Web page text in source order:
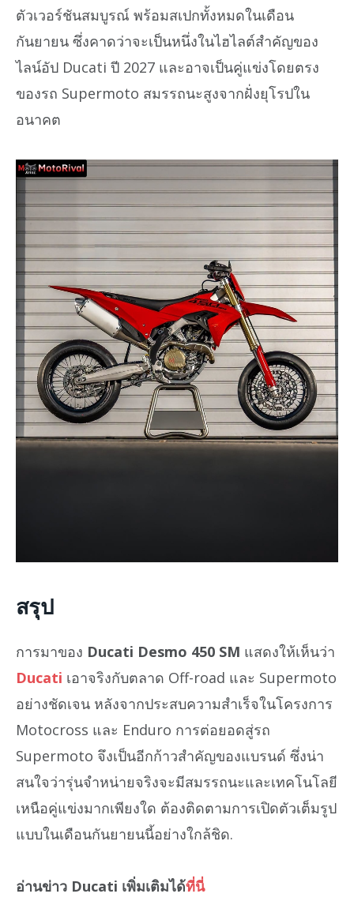
ตัวเวอร์ชันสมบูรณ์ พร้อมสเปกทั้งหมดในเดือน
กันยายน ซึ่งคาดว่าจะเป็นหนึ่งในไฮไลต์สำคัญของ
ไลน์อัป Ducati ปี 2027 และอาจเป็นคู่แข่งโดยตรง
ของรถ Supermoto สมรรถนะสูงจากฝั่งยุโรปใน
อนาคต
สรุป
การมาของ Ducati Desmo 450 SM แสดงให้เห็นว่า
Ducati เอาจริงกับตลาด Off-road และ Supermoto
อย่างชัดเจน หลังจากประสบความสำเร็จในโครงการ
Motocross และ Enduro การต่อยอดสู่รถ
Supermoto จึงเป็นอีกก้าวสำคัญของแบรนด์ ซึ่งน่า
สนใจว่ารุ่นจำหน่ายจริงจะมีสมรรถนะและเทคโนโลยี
เหนือคู่แข่งมากเพียงใด ต้องติดตามการเปิดตัวเต็มรูป
แบบในเดือนกันยายนนี้อย่างใกล้ชิด.
อ่านข่าว Ducati เพิ่มเติมได้ที่นี่